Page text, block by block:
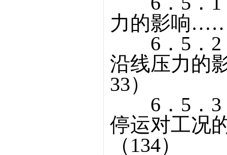
力的影响
6．5．2
沿线压力
33）
6．5．3
停运对工
（134）